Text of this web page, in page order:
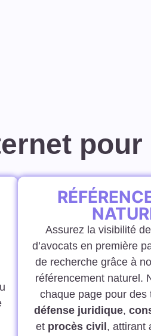
Assurez la visibilité
d’avocats en première
de recherche grâce à
référencement naturel.
chaque page pour des
défense juridique,
et procès civil , attirant